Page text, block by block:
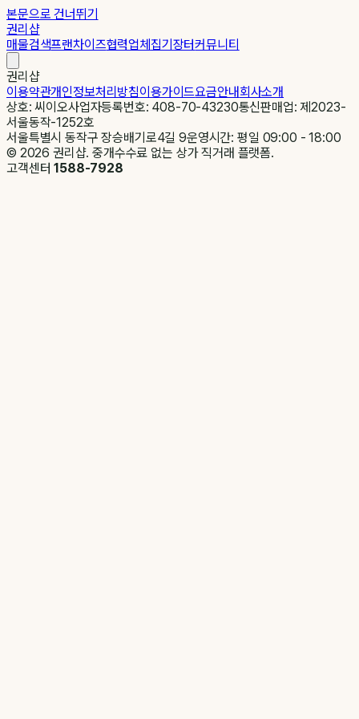
본문으로 건너뛰기
권리샵
매물검색프랜차이즈협력업체집기장터커뮤니티
권리샵
이용약관개인정보처리방침이용가이드요금안내회사소개
상호: 씨이오사업자등록번호: 408-70-43230통신판매업: 제2023-
서울동작-1252호
서울특별시 동작구 장승배기로4길 9운영시간: 평일 09:00 - 18:00
© 2026 권리샵. 중개수수료 없는 상가 직거래 플랫폼.
고객센터1588-7928